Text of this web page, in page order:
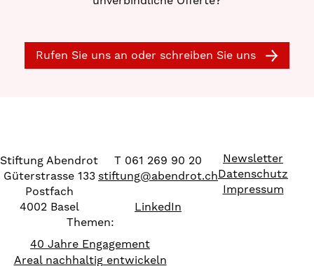
Rufen Sie uns an oder schreiben Sie uns
Stiftung Abendrot
Güterstrasse 133
Postfach
4002 Basel
T 061 269 90 20
stiftung@abendrot.ch
LinkedIn
Newsletter
Datenschutz
Impressum
Themen:
40 Jahre Engagement
Areal nachhaltig entwickeln